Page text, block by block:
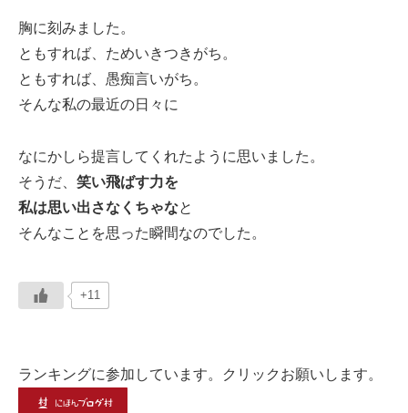
胸に刻みました。
ともすれば、ためいきつきがち。
ともすれば、愚痴言いがち。
そんな私の最近の日々に
なにかしら提言してくれたように思いました。
そうだ、 笑い飛ばす力を
私は思い出さなくちゃなと
そんなことを思った瞬間なのでした。
+11
ランキングに参加しています。クリックお願いします。